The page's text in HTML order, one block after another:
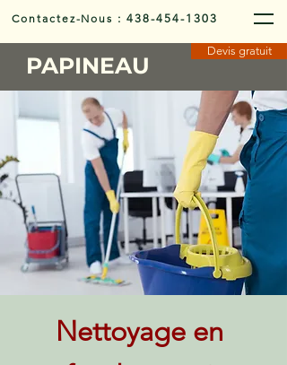
Contactez-Nous :438-454-1303
PAPINEAU
Devis gratuit
Nettoyage en